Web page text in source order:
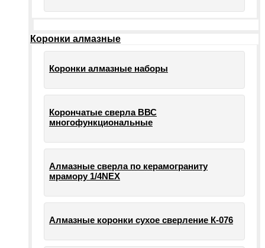
Коронки алмазные
Коронки алмазные наборы
Корончатые сверла ВВС
многофункциональные
Алмазные сверла по керамограниту
мрамору 1/4NEX
Алмазные коронки сухое сверление К-076